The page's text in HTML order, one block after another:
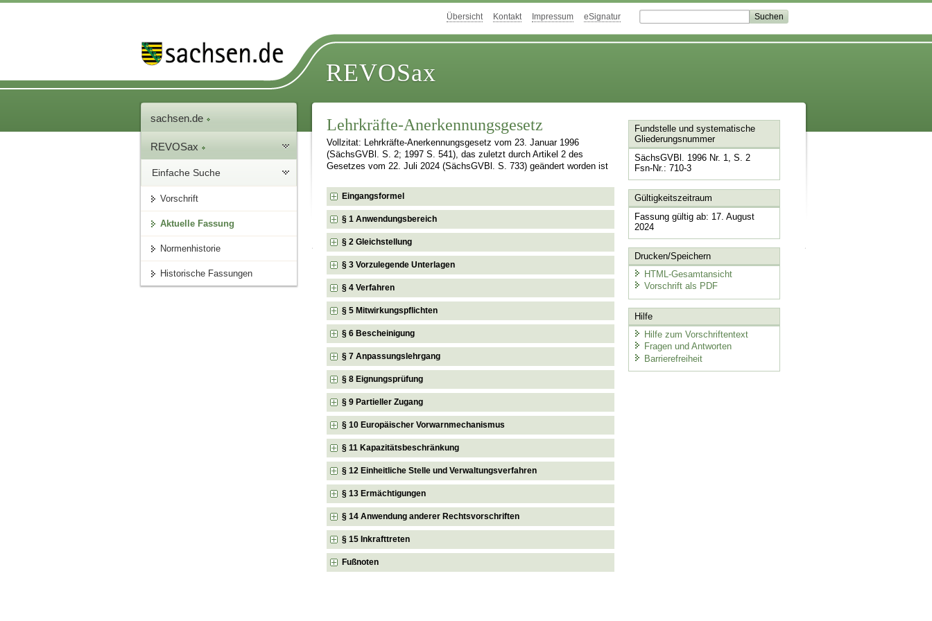
Übersicht Kontakt Impressum eSignatur
REVOSax
sachsen.de
REVOSax
Einfache Suche
Vorschrift
Aktuelle Fassung
Normenhistorie
Historische Fassungen
Lehrkräfte-Anerkennungsgesetz
Vollzitat: Lehrkräfte-Anerkennungsgesetz vom 23. Januar 1996
(SächsGVBl. S. 2; 1997 S. 541), das zuletzt durch Artikel 2 des
Gesetzes vom 22. Juli 2024 (SächsGVBl. S. 733) geändert worden ist
Eingangsformel
§ 1 Anwendungsbereich
§ 2 Gleichstellung
§ 3 Vorzulegende Unterlagen
§ 4 Verfahren
§ 5 Mitwirkungspflichten
§ 6 Bescheinigung
§ 7 Anpassungslehrgang
§ 8 Eignungsprüfung
§ 9 Partieller Zugang
§ 10 Europäischer Vorwarnmechanismus
§ 11 Kapazitätsbeschränkung
§ 12 Einheitliche Stelle und Verwaltungsverfahren
§ 13 Ermächtigungen
§ 14 Anwendung anderer Rechtsvorschriften
§ 15 Inkrafttreten
Fußnoten
Fundstelle und systematische
Gliederungsnummer
SächsGVBl. 1996 Nr. 1, S. 2
Fsn-Nr.: 710-3
Gültigkeitszeitraum
Fassung gültig ab: 17. August
2024
Drucken/Speichern
HTML-Gesamtansicht
Vorschrift als PDF
Hilfe
Hilfe zum Vorschriftentext
Fragen und Antworten
Barrierefreiheit